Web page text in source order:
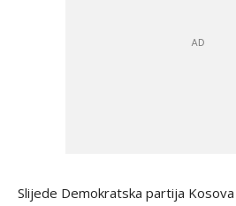
Slijede Demokratska partija